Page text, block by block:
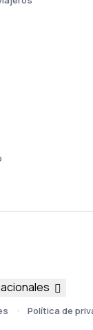
Política de